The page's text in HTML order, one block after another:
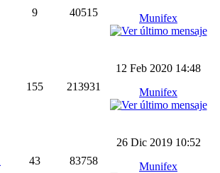
9 40515 Munifex
155 213931
12 Feb 2020 14:48
Munifex
43 83758
26 Dic 2019 10:52
Munifex